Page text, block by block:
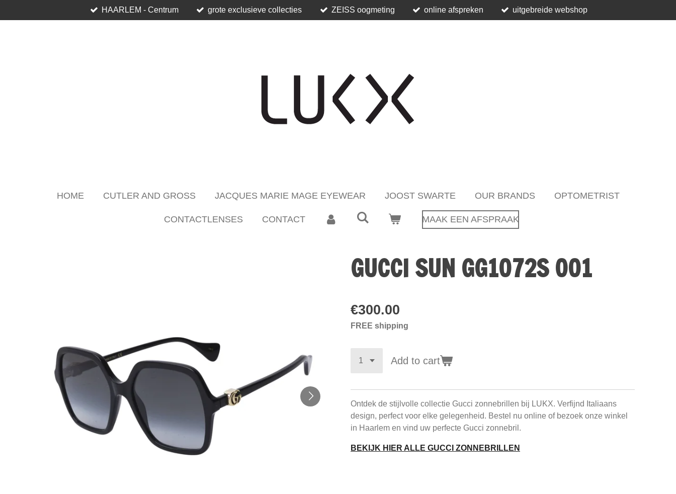
to
HAARLEM - Centrum grote exclusieve collecties ZEISS oogmeting online afspreken uitgebreide webshop
HOME CUTLER AND GROSS JACQUES MARIE MAGE EYEWEAR JOOST SWARTE OUR BRANDS OPTOMETRIST
CONTACTLENSES CONTACT MAAK EEN AFSPRAAK
GUCCI SUN GG1072S 001
€300.00
FREE shipping
Add to cart
Ontdek de stijlvolle collectie Gucci zonnebrillen bij LUKX. Verfijnd Italiaans
design, perfect voor elke gelegenheid. Bestel nu online of bezoek onze winkel
in Haarlem en vind uw perfecte Gucci zonnebril.
BEKIJK HIER ALLE GUCCI ZONNEBRILLEN